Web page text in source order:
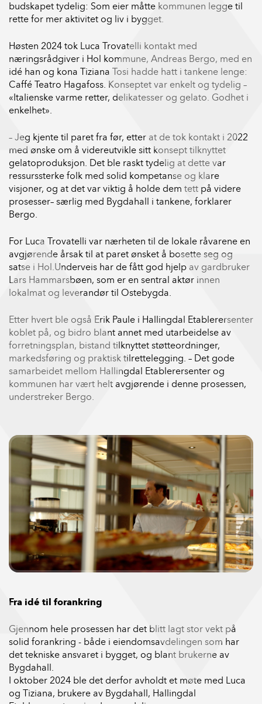
budskapet tydelig: Som eier måtte kommunen legge til
rette for mer aktivitet og liv i bygget.
Høsten 2024 tok Luca Trovatelli kontakt med
næringsrådgiver i Hol kommune, Andreas Bergo, med en
idé han og kona Tiziana Tosi hadde hatt i tankene lenge:
Caffé Teatro Hagafoss. Konseptet var enkelt og tydelig –
«Italienske varme retter, delikatesser og gelato. Godhet i
enkelhet».
– Jeg kjente til paret fra før, etter at de tok kontakt i 2022
med ønske om å videreutvikle sitt konsept tilknyttet
gelatoproduksjon. Det ble raskt tydelig at dette var
ressurssterke folk med solid kompetanse og klare
visjoner, og at det var viktig å holde dem tett på videre
prosesser– særlig med Bygdahall i tankene, forklarer
Bergo.
For Luca Trovatelli var nærheten til de lokale råvarene en
avgjørende årsak til at paret ønsket å bosette seg og
satse i Hol.Underveis har de fått god hjelp av gardbruker
Lars Hammarsbøen, som er en sentral aktør innen
lokalmat og leverandør til Ostebygda.
Etter hvert ble også Erik Paule i Hallingdal Etablerersenter
koblet på, og bidro blant annet med utarbeidelse av
forretningsplan, bistand tilknyttet støtteordninger,
markedsføring og praktisk tilrettelegging. – Det gode
samarbeidet mellom Hallingdal Etablerersenter og
kommunen har vært helt avgjørende i denne prosessen,
understreker Bergo.
Fra idé til forankring
Gjennom hele prosessen har det blitt lagt stor vekt på
solid forankring - både i eiendomsavdelingen som har
det tekniske ansvaret i bygget, og blant brukerne av
Bygdahall.
I oktober 2024 ble det derfor avholdt et møte med Luca
og Tiziana, brukere av Bygdahall, Hallingdal